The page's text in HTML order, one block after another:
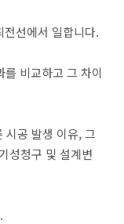
선에서 일합니다.
를 비교하고 그 차이
시공 발생 이유, 그
성청구 및 설계변